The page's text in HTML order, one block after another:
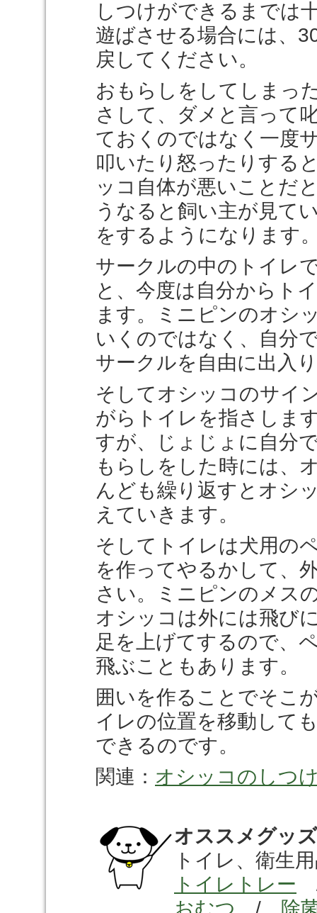
しつけができるまでは
遊ばさせる場合には、
戻してください。
おもらしをしてしまっ
さして、ダメと言って
ておくのではなく一度
叩いたり怒ったりする
ッコ自体が悪いことだ
うなると飼い主が見て
をするようになります
サークルの中のトイレ
と、今度は自分からト
ます。ミニピンのオシ
いくのではなく、自分
サークルを自由に出入
そしてオシッコのサイ
がらトイレを指さしま
すが、じょじょに自分
もらしをした時には、
んども繰り返すとオシ
えていきます。
そしてトイレは犬用の
を作ってやるかして、
さい。ミニピンのメス
オシッコは外には飛び
足を上げてするので、
飛ぶこともあります。
囲いを作ることでそこ
イレの位置を移動して
できるのです。
関連： オシッコのしつ
オススメグッズ
トイレ、衛生
トイレトレー
おむつ / 除